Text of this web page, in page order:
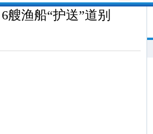
渔船“护送”道别